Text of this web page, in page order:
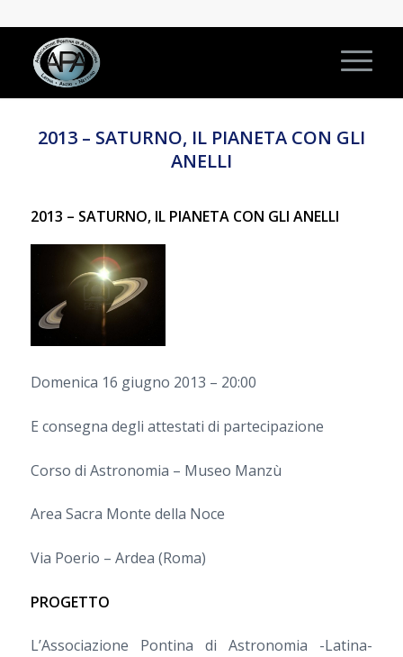
2013 – SATURNO, IL PIANETA CON GLI
ANELLI
2013 – SATURNO, IL PIANETA CON GLI ANELLI
Domenica 16 giugno 2013 – 20:00
E consegna degli attestati di partecipazione
Corso di Astronomia – Museo Manzù
Area Sacra Monte della Noce
Via Poerio – Ardea (Roma)
PROGETTO
L’Associazione Pontina di Astronomia -Latina-